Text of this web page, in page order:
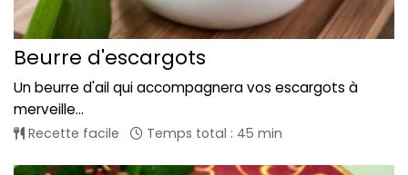
Beurre d'escargots
Un beurre d'ail qui accompagnera vos escargots à
merveille...
Recette facile Temps total : 45 min